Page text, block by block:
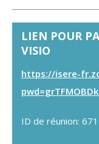
LIEN POUR
VISIO
https://isere-
ID de réunion: